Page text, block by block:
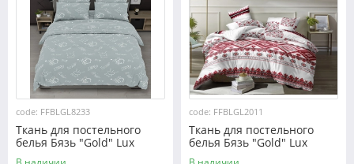
code: FFBLGL8233
Ткань для постельного
белья Бязь "Gold" Lux
GL8233
code: FFBLGL2011
Ткань для постельного
белья Бязь "Gold" Lux
"Украинский орнамент"